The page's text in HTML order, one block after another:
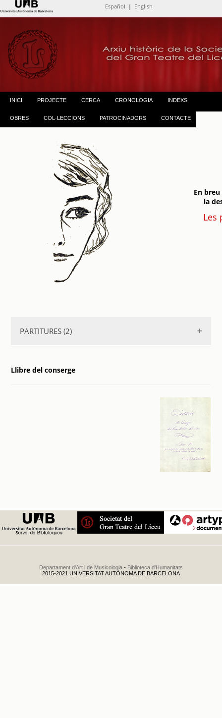
Español | English
INICI PROJECTE CERCA CRONOLOGIA INDEXS
OBRES COL·LECCIONS PATROCINADORS CONTACTE
En
la
Les
PARTITURES (2)
Les perles de blois
Llibre del conserge
Departament d'Art i de Musicologia - Biblioteca d'Humanitats
2015-2021 UNIVERSITAT AUTÒNOMA DE BARCELONA